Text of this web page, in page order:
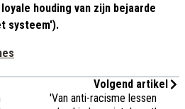
houding van zijn bejaarde
systeem').
Volgend artikel
'Van anti-racisme lessen